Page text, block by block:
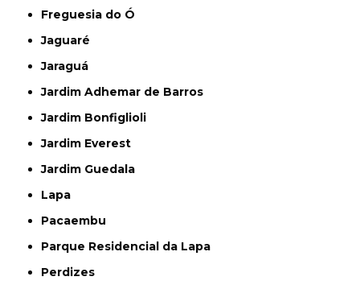
Freguesia do Ó
Jaguaré
Jaraguá
Jardim Adhemar de Barros
Jardim Bonfiglioli
Jardim Everest
Jardim Guedala
Lapa
Pacaembu
Parque Residencial da Lapa
Perdizes